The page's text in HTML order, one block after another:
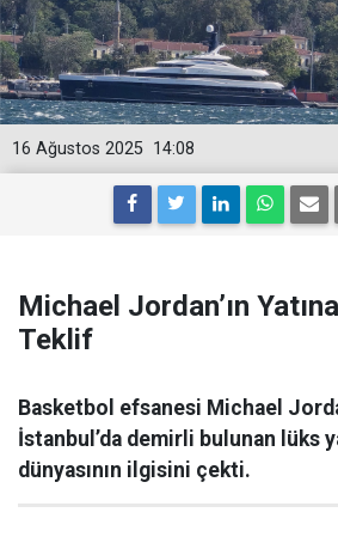
14:08
16 Ağustos 2025
Michael Jordan’ın
Teklif
Basketbol efsanesi Michael
İstanbul’da demirli bulunan lüks
dünyasının ilgisini çekti.